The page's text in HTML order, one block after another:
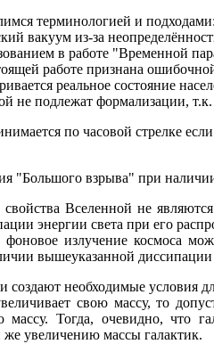
терминологией и подходами:
вакуум из-за
в работе "Временной
работе признана
реальное состояние
не подлежат формализации,
по часовой стрелке
"Большого взрыва" при
Вселенной не
энергии света при его
излучение космоса
вышеуказанной диссипации
создают необходимые условия
свою массу, то
массу. Тогда, очевидно, что
же увеличению массы галактик.